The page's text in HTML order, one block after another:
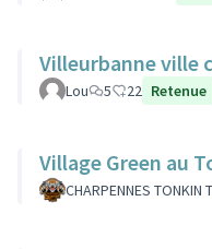
Villeurbanne ville
Lou 5 22 Retenue
Village Green au
CHARPENNES TONKIN